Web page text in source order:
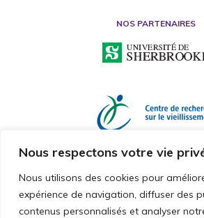
Nous respectons votre vie
Nous utilisons des cookies pour
expérience de navigation, diffuser des
contenus personnalisés et analyser
Akhtar-Danesh
Akhter-Khan
Akinyemi
NOS PARTENAIRES